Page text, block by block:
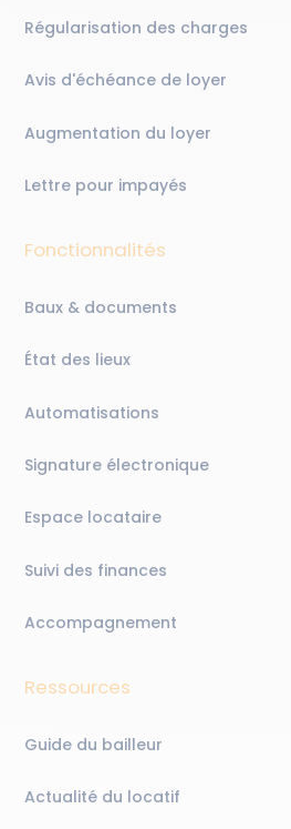
Régularisation des charges
Avis d'échéance de loyer
Augmentation du loyer
Lettre pour impayés
Fonctionnalités
Baux & documents
État des lieux
Automatisations
Signature électronique
Espace locataire
Suivi des finances
Accompagnement
Ressources
Guide du bailleur
Actualité du locatif